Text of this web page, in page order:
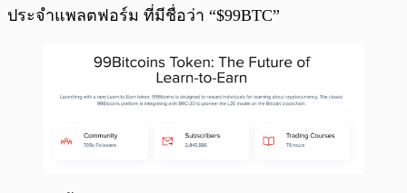
ประจำแพลตฟอร์ม ที่มีชื่อว่า “$99BTC”